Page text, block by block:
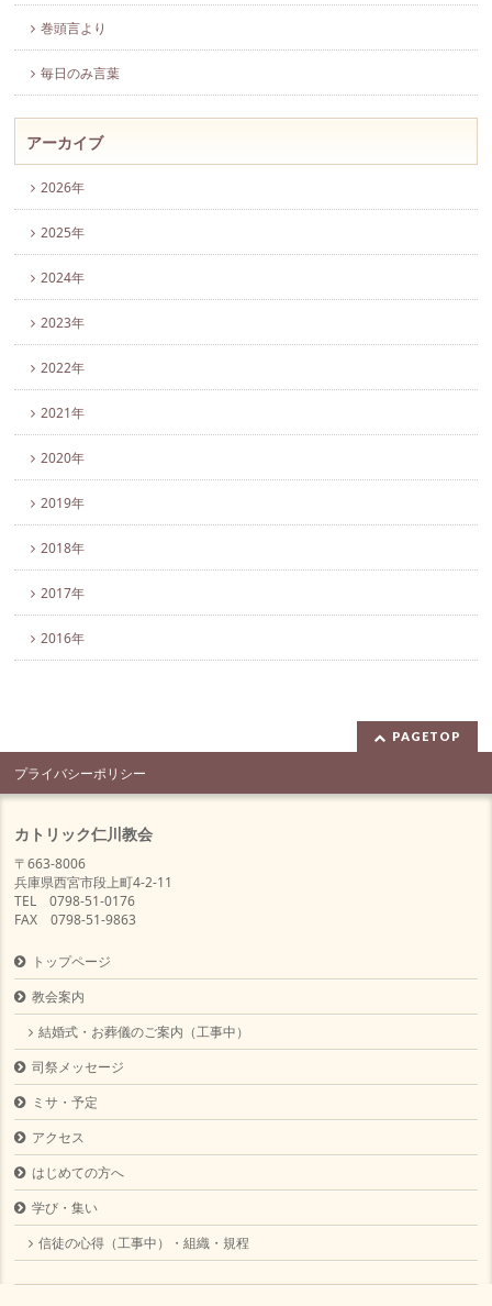
巻頭言より
毎日のみ言葉
アーカイブ
2026年
2025年
2024年
2023年
2022年
2021年
2020年
2019年
2018年
2017年
2016年
PAGETOP
プライバシーポリシー
カトリック仁川教会
〒663-8006
兵庫県西宮市段上町4-2-11
TEL 0798-51-0176
FAX 0798-51-9863
トップページ
教会案内
結婚式・お葬儀のご案内（工事中）
司祭メッセージ
ミサ・予定
アクセス
はじめての方へ
学び・集い
信徒の心得（工事中）・組織・規程